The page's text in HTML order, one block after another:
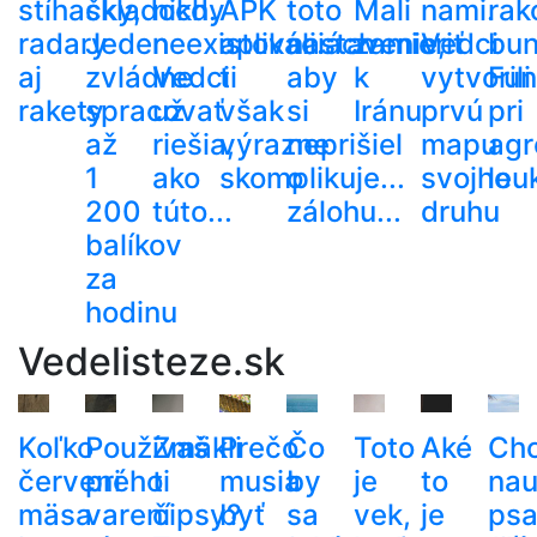
stíhačky,
radary
aj
rakety
skladoch.
Jeden
zvládne
spracovať
až
1
200
balíkov
za
hodinu
nikdy
neexistovali.
Vedci
už
riešia,
ako
túto...
APK
aplikáciách
ti
však
výrazne
skomplikuje...
toto
nastavenie,
aby
si
neprišiel
o
zálohu...
Mali
zamieriť
k
Iránu
nami.
Vedci
vytvorili
prvú
mapu
svojho
druhu
pri
Vedelisteze.sk
Koľko
červeného
mäsa
Používaš
pri
varení
Zmäkli
ti
čipsy?
Prečo
musia
byť
Čo
by
sa
Toto
je
vek,
Aké
to
je
psa